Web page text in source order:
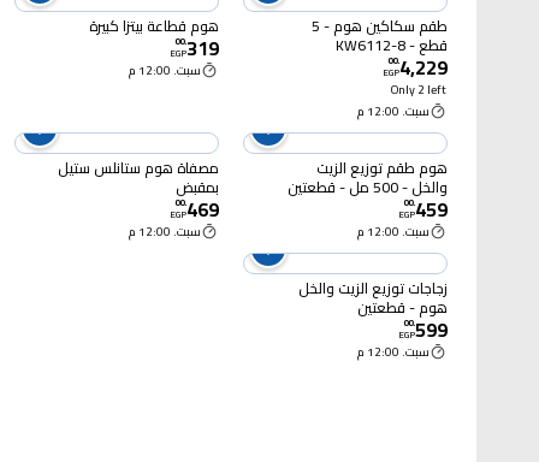
طقم سكاكين هوم - 5
قطع - 8-KW6112
4,229
.
00
EGP
Only 2 left
سبت. 12:00 م
هوم قطاعة بيتزا كبيرة
319
.
00
EGP
سبت. 12:00 م
هوم طقم توزيع الزيت
والخل - 500 مل - قطعتين
459
.
00
EGP
سبت. 12:00 م
مصفاة هوم ستانلس ستيل
بمقبض
469
.
00
EGP
سبت. 12:00 م
زجاجات توزيع الزيت والخل
هوم - قطعتين
599
.
00
EGP
سبت. 12:00 م